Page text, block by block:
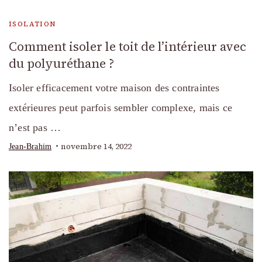
ISOLATION
Comment isoler le toit de l’intérieur avec
du polyuréthane ?
Isoler efficacement votre maison des contraintes
extérieures peut parfois sembler complexe, mais ce
n’est pas …
Jean-Brahim novembre 14, 2022